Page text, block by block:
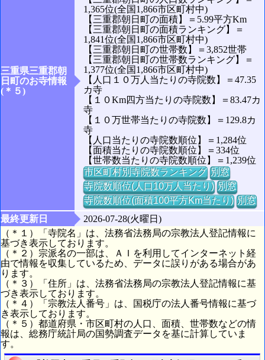
三重県三重郡朝
日町のお寺情報
(＊５)
1,365位(全国1,866市区町村中)
【三重郡朝日町の面積】＝5.99平方Km
【三重郡朝日町の面積ランキング】＝
1,841位(全国1,866市区町村中)
【三重郡朝日町の世帯数】＝3,852世帯
【三重郡朝日町の世帯数ランキング】＝
1,377位(全国1,866市区町村中)
【人口１０万人当たりの寺院数】＝47.35
カ寺
【１０Km四方当たりの寺院数】＝83.47カ
寺
【１０万世帯当たりの寺院数】＝129.8カ
寺
【人口当たりの寺院数順位】＝1,284位
【面積当たりの寺院数順位】＝334位
【世帯数当たりの寺院数順位】＝1,239位
市区町村別寺院数ランキング 別窓
寺院数順位(人口10万人当たり) 別窓
寺院数順位(面積100平方Km当たり) 別窓
最終更新日
2026-07-28(火曜日)
（＊１）「寺院名」は、法務省法務局の宗教法人登記情報に
基づき表示しております。
（＊２）宗派名の一部は、ＡＩを利用してインターネット経
由で情報を収集しているため、データに誤りがある場合があ
ります。
（＊３）「住所」は、法務省法務局の宗教法人登記情報に基
づき表示しております。
（＊４）「宗教法人番号」は、国税庁の法人番号情報に基づ
き表示しております。
（＊５）都道府県・市区町村の人口、面積、世帯数などの情
報は、総務庁統計局の国勢調査データを基に計算していま
す。